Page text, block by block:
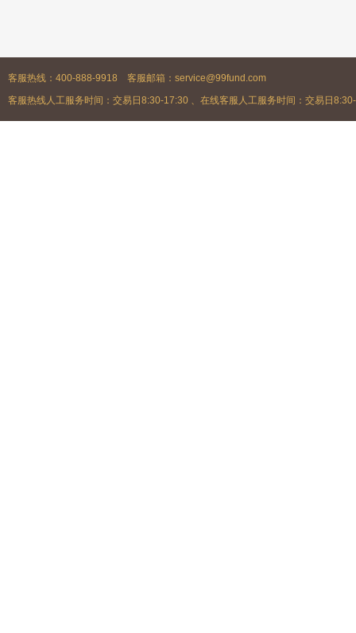
客服热线：400-888-9918 客服邮箱：service@99fund.com
客服热线人工服务时间：交易日8:30-17:30 、在线客服人工服务时间：交易日